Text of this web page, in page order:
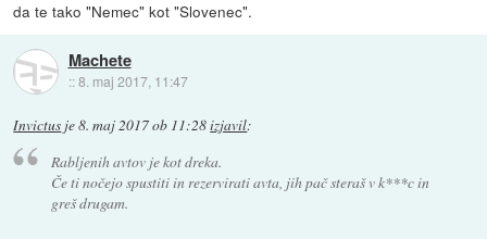
da te tako "Nemec" kot "Slovenec".
Machete
::8. maj 2017, 11:47
Invictus je8. maj 2017 ob 11:28izjavil:
Rabljenih avtov je kot dreka.
Če ti nočejo spustiti in rezervirati avta, jih pač steraš v k***c in
greš drugam.